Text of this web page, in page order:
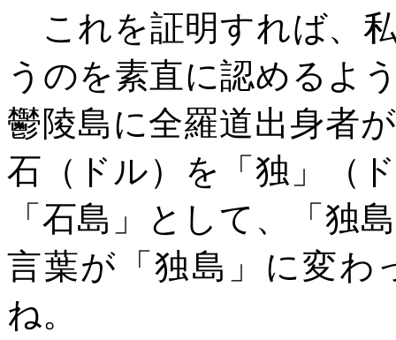
これを証明すれば、
うのを素直に認めるよ
鬱陵島に全羅道出身者
石（ドル）を「独」（
「石島」として、「独
言葉が「独島」に変わ
ね。